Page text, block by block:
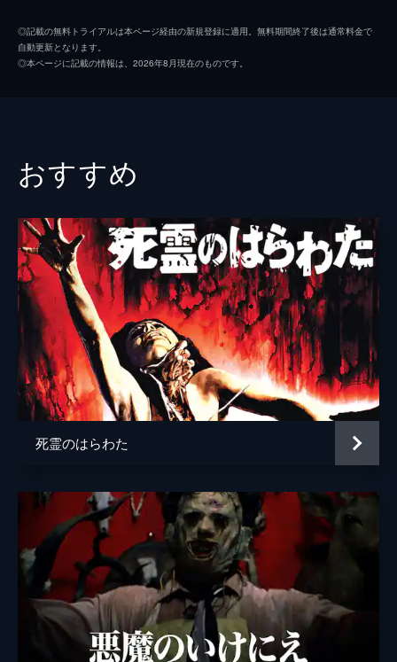
リンダマン クリス・マークエット
トム・バトラー
ポーラ・ショウ
ザック・ウォード
監督 ロニー・ユー
脚本 デヴィッド・Ｓ・ゴイヤー
ダミアン・シャノン
音楽 グレーム・レヴェル
コリィ・テイラー
製作
◎記載の無料トライアルは本ページ経由の新規登録に適用。無料期間終了後は通常料金で
自動更新となります。
◎本ページに記載の情報は、2026年8月現在のものです。
おすすめ
死霊のはらわた